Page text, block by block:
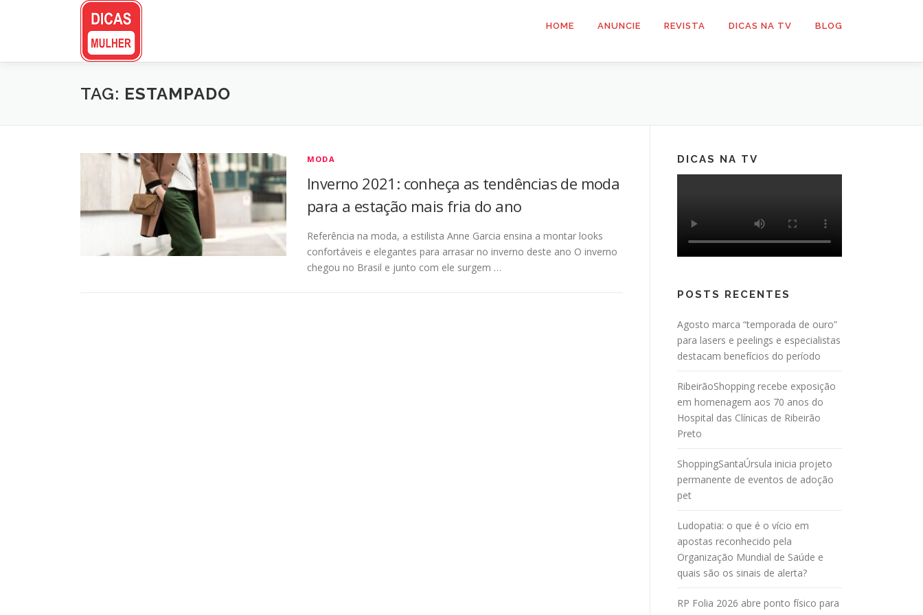
HOME ANUNCIE REVISTA DICAS NA TV BLOG
TAG: ESTAMPADO
MODA
Inverno 2021: conheça as tendências de moda
para a estação mais fria do ano
Referência na moda, a estilista Anne Garcia ensina a montar looks
confortáveis e elegantes para arrasar no inverno deste ano O inverno
chegou no Brasil e junto com ele surgem …
DICAS NA TV
POSTS RECENTES
Agosto marca “temporada de ouro”
para lasers e peelings e especialistas
destacam benefícios do período
RibeirãoShopping recebe exposição
em homenagem aos 70 anos do
Hospital das Clínicas de Ribeirão
Preto
ShoppingSantaÚrsula inicia projeto
permanente de eventos de adoção
pet
Ludopatia: o que é o vício em
apostas reconhecido pela
Organização Mundial de Saúde e
quais são os sinais de alerta?
RP Folia 2026 abre ponto físico para